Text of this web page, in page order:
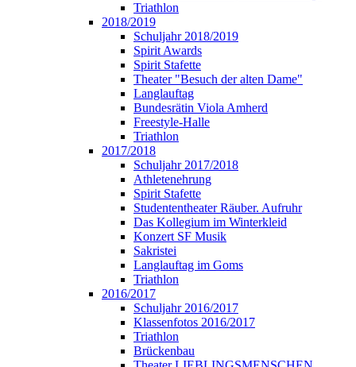
Triathlon
2018/2019
Schuljahr 2018/2019
Spirit Awards
Spirit Stafette
Theater "Besuch der alten Dame"
Langlauftag
Bundesrätin Viola Amherd
Freestyle-Halle
Triathlon
2017/2018
Schuljahr 2017/2018
Athletenehrung
Spirit Stafette
Studententheater Räuber. Aufruhr
Das Kollegium im Winterkleid
Konzert SF Musik
Sakristei
Langlauftag im Goms
Triathlon
2016/2017
Schuljahr 2016/2017
Klassenfotos 2016/2017
Triathlon
Brückenbau